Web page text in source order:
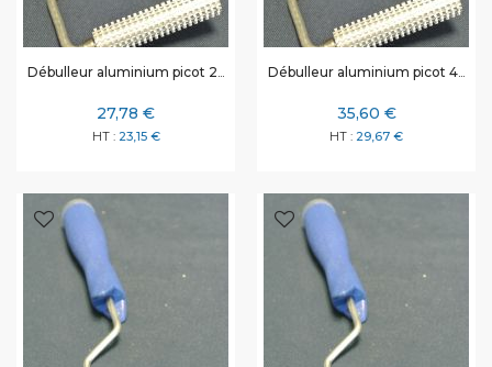
Débulleur aluminium picot 25 x 150 mm
27,78 €
23,15 €
Débulleur aluminium picot 48 x 150 mm
35,60 €
29,67 €